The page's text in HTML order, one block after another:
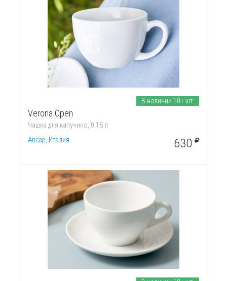
Verona Open
Чашка для капучино, 0.18 л
Ancap, Италия
В наличии 10+ шт.
630